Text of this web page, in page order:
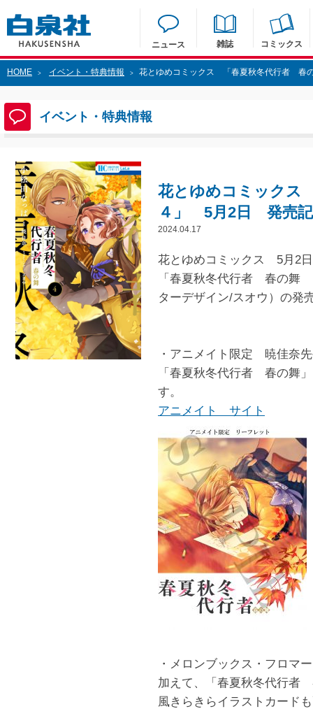
ニュース 雑誌 コミックス
HOME > イベント・特典情報 > 花とゆめコミックス 「春夏秋冬代行者
イベント・特典情報
花とゆめコミック
４」 5月2日 発売
2024.04.17
花とゆめコミックス 5月2
「春夏秋冬代行者 春の
ターデザイン/スオウ）の発
・アニメイト限定 暁佳奈
「春夏秋冬代行者 春の舞
す。
アニメイト サイト
・メロンブックス・フロマ
加えて、「春夏秋冬代行者
風きらきらイラストカード